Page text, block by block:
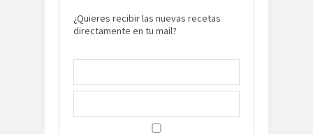
¿Quieres recibir las nuevas recetas
directamente en tu mail?